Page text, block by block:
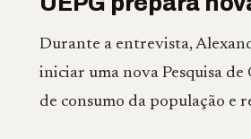
Durante a entrevista,
iniciar uma nova Pesquisa
de consumo da população e